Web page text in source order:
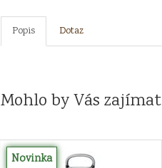
Popis Dotaz
Mohlo by Vás zajímat
Novinka